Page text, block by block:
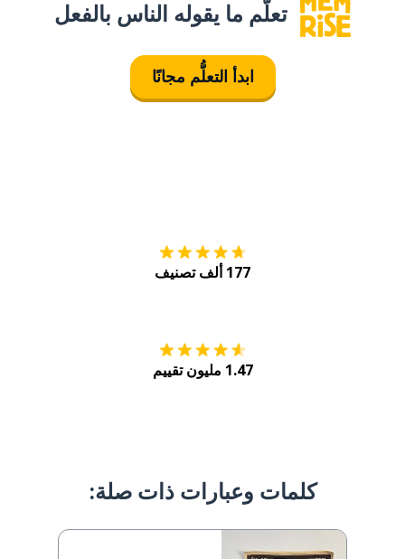
تعلَّم ما يقوله الناس بالفعل
ابدأ التعلُّم مجانًا
177 ألف تصنيف
1.47 مليون تقييم
كلمات وعبارات ذات صلة: